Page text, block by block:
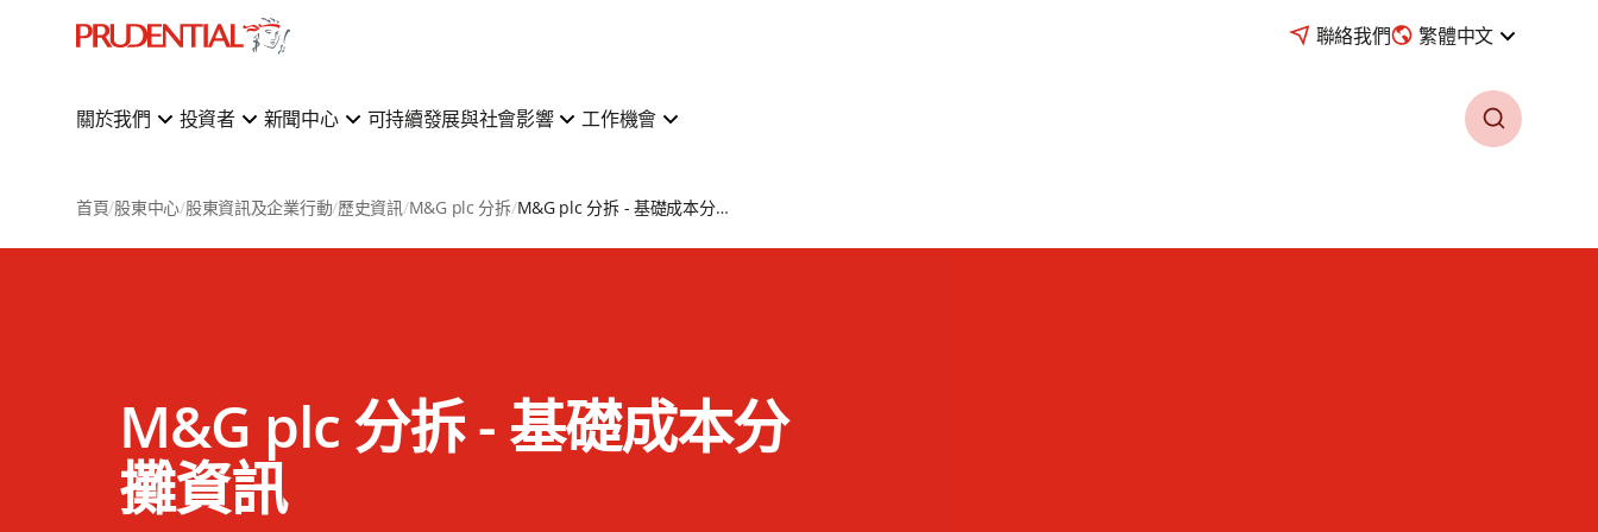
聯絡我們 繁體中文
關於我們 投資者 新聞中心 可持續發展與社會影響 工作機會
首頁 股東中心 股東資訊及企業行動 歷史資訊 M&G plc 分拆 M&G plc 分拆 - 基礎成本分攤資訊
M&G plc 分拆 - 基礎成本分
攤資訊